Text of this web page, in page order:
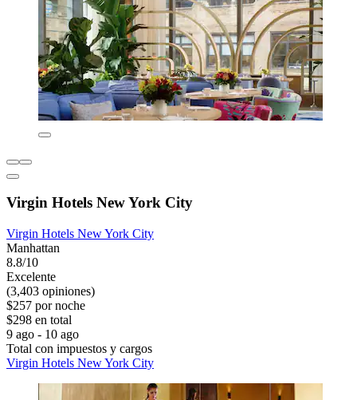
Virgin Hotels New York City
Virgin Hotels New York City
Manhattan
8.8/10
Excelente
(3,403 opiniones)
$257 por noche
$298 en total
9 ago - 10 ago
Total con impuestos y cargos
Virgin Hotels New York City